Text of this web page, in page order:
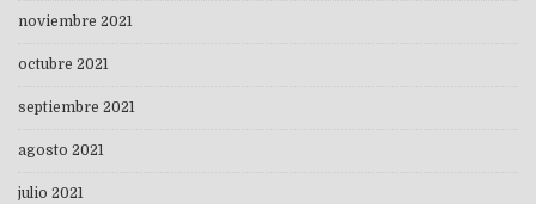
noviembre 2021
octubre 2021
septiembre 2021
agosto 2021
julio 2021